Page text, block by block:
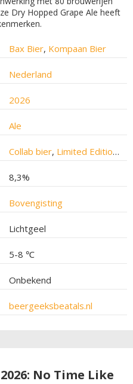
Dry Hopped Grape Ale heeft
Bax Bier, Kompaan Bier
Nederland
2026
Ale
Collab bier, Limited Edition bier
8,3%
Bovengisting
Lichtgeel
5-8 ℃
Onbekend
beergeeksbeatals.nl
No Time Like